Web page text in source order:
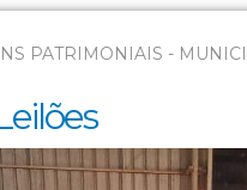
PATRIMONIAIS -